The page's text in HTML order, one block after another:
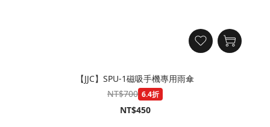
【JJC】SPU-1磁吸手機專用雨傘
NT$700 6.4折
NT$450